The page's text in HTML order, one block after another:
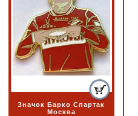
Значок Барко Спартак
Москва